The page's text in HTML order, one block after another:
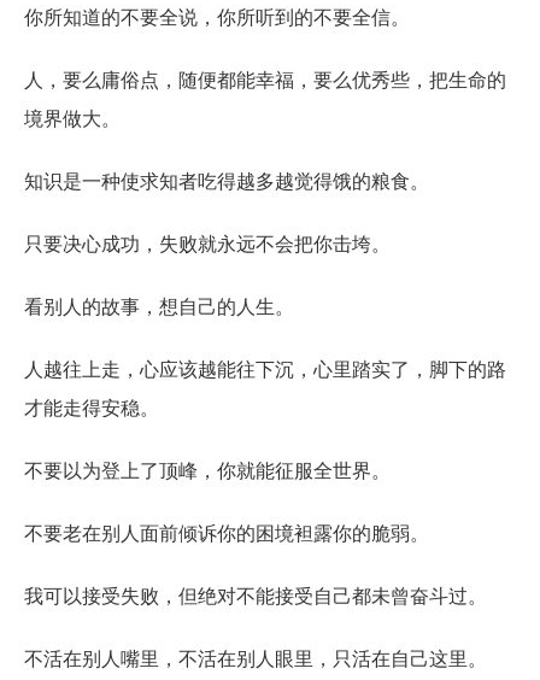
你所知道的不要全说，你所听到的不要全信。
人，要么庸俗点，随便都能幸福，要么优秀些，把生命的
境界做大。
知识是一种使求知者吃得越多越觉得饿的粮食。
只要决心成功，失败就永远不会把你击垮。
看别人的故事，想自己的人生。
人越往上走，心应该越能往下沉，心里踏实了，脚下的路
才能走得安稳。
不要以为登上了顶峰，你就能征服全世界。
不要老在别人面前倾诉你的困境袒露你的脆弱。
我可以接受失败，但绝对不能接受自己都未曾奋斗过。
不活在别人嘴里，不活在别人眼里，只活在自己这里。